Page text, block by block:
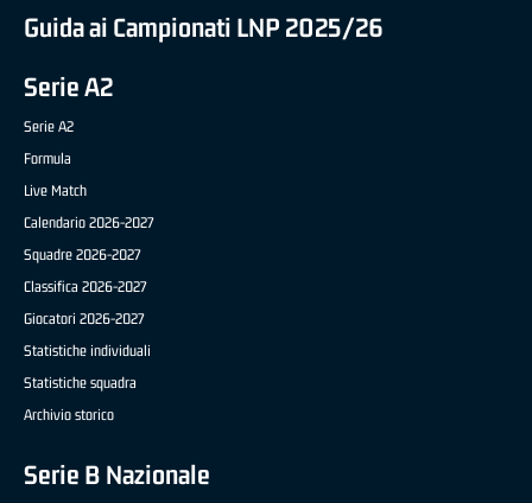
Guida ai Campionati LNP 2025/26
Serie A2
Serie A2
Formula
Live Match
Calendario 2026-2027
Squadre 2026-2027
Classifica 2026-2027
Giocatori 2026-2027
Statistiche individuali
Statistiche squadra
Archivio storico
Serie B Nazionale